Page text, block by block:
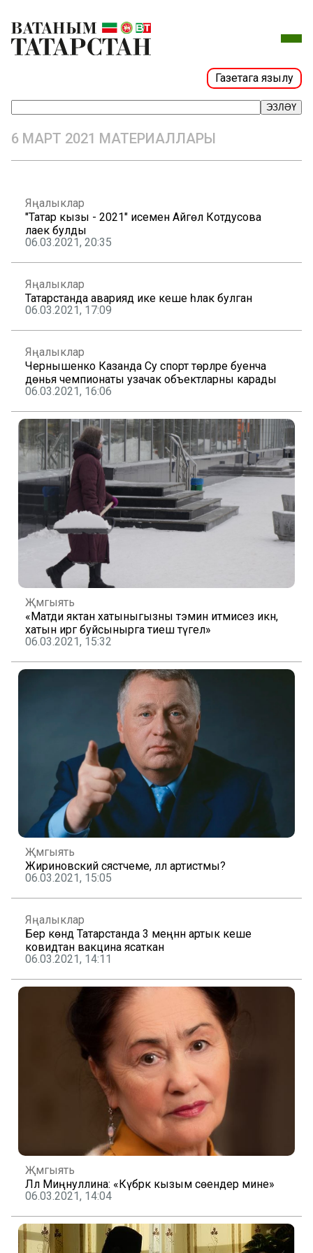
Газетага язылу
ЭЗЛӘҮ
6 МАРТ 2021 МАТЕРИАЛЛАРЫ
Яңалыклар
"Татар кызы - 2021" исеменә Айгөл Котдусова
лаек булды
06.03.2021, 20:35
Яңалыклар
Татарстанда авариядә ике кеше һәлак булган
06.03.2021, 17:09
Яңалыклар
Чернышенко Казанда Су спорт төрләре буенча
дөнья чемпионаты узачак объектларны карады
06.03.2021, 16:06
Җәмгыять
«Матди яктан хатыныгызны тәэмин итмисез икән,
хатын иргә буйсынырга тиеш түгел»
06.03.2021, 15:32
Җәмгыять
Жириновский сәясәтчеме, әллә артистмы?
06.03.2021, 15:05
Яңалыклар
Бер көндә Татарстанда 3 меңнән артык кеше
ковидтан вакцина ясаткан
06.03.2021, 14:11
Җәмгыять
Ләлә Миңнуллина: «Күбрәк кызым сөендерә мине»
06.03.2021, 14:04